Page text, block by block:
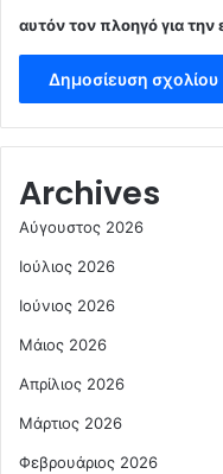
αυτόν τον πλοηγό για
Archives
Αύγουστος 2026
Ιούλιος 2026
Ιούνιος 2026
Μάιος 2026
Απρίλιος 2026
Μάρτιος 2026
Φεβρουάριος 2026